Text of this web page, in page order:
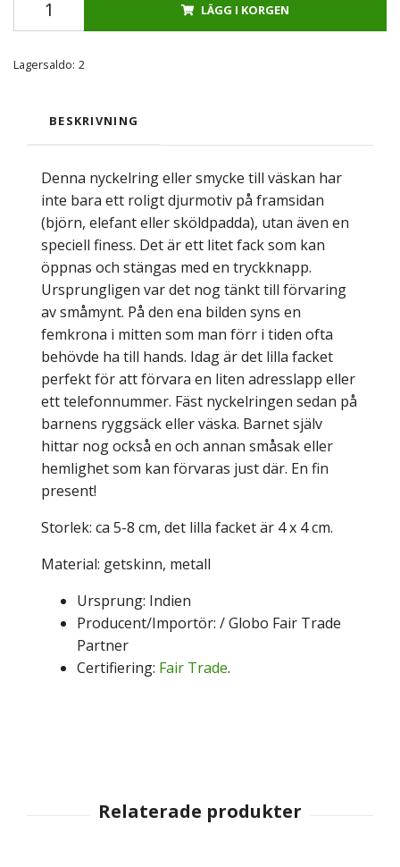
LÄGG I KORGEN
Lagersaldo: 2
BESKRIVNING
Denna nyckelring eller smycke till väskan har
inte bara ett roligt djurmotiv på framsidan
(björn, elefant eller sköldpadda), utan även en
speciell finess. Det är ett litet fack som kan
öppnas och stängas med en tryckknapp.
Ursprungligen var det nog tänkt till förvaring
av småmynt. På den ena bilden syns en
femkrona i mitten som man förr i tiden ofta
behövde ha till hands. Idag är det lilla facket
perfekt för att förvara en liten adresslapp eller
ett telefonnummer. Fäst nyckelringen sedan på
barnens ryggsäck eller väska. Barnet själv
hittar nog också en och annan småsak eller
hemlighet som kan förvaras just där. En fin
present!
Storlek: ca 5-8 cm, det lilla facket är 4 x 4 cm.
Material: getskinn, metall
Ursprung: Indien
Producent/Importör: / Globo Fair Trade
Partner
Certifiering: Fair Trade.